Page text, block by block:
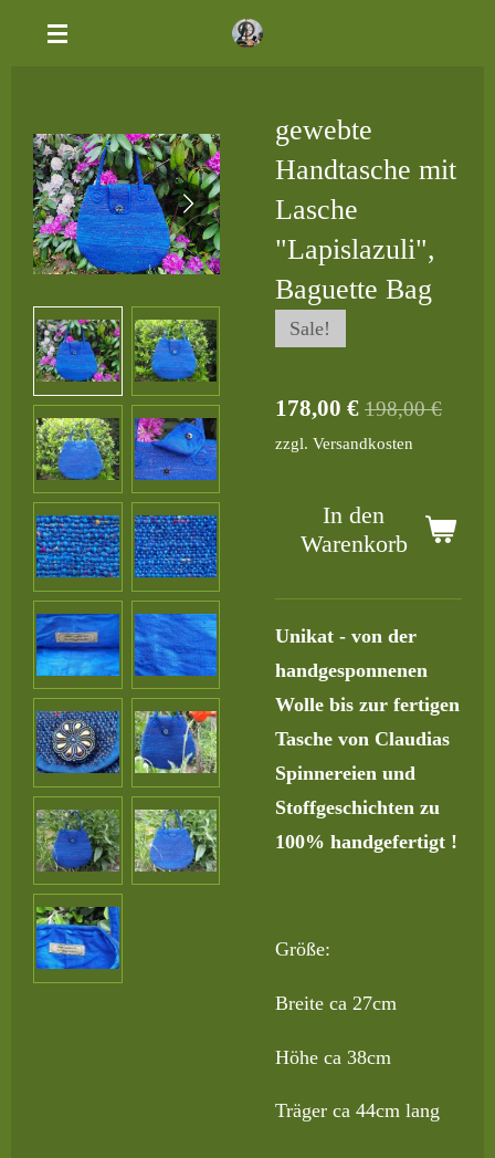
Zum
gewebte
Handtasche mit
Lasche
"Lapislazuli",
Baguette Bag
Sale!
178,00 € 198,00 €
zzgl. Versandkosten
In den
Warenkorb
Unikat - von der
handgesponnenen
Wolle bis zur fertigen
Tasche von Claudias
Spinnereien und
Stoffgeschichten zu
100% handgefertigt !
Größe:
Breite ca 27cm
Höhe ca 38cm
Träger ca 44cm lang